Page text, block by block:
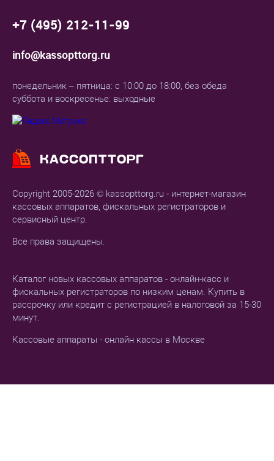
Copyright 2005-2026 © kassopttorg.ru - интернет-магазин
кассовых аппаратов, фискальных регистраторов и
сервисный центр.
Все права защищены.
Каталог новых кассовых аппаратов - онлайн-касс и
фискальных регистраторов по низким ценам. Купить в
рассрочку или кредит с регистрацией в налоговой за 15-30
минут.
Кассовые аппараты - онлайн кассы в Москве
+7 (495) 212-11-99
info@kassopttorg.ru
понедельник – пятница: с 10:00 до 18:00, без обеда
суббота и воскресенье: выходные